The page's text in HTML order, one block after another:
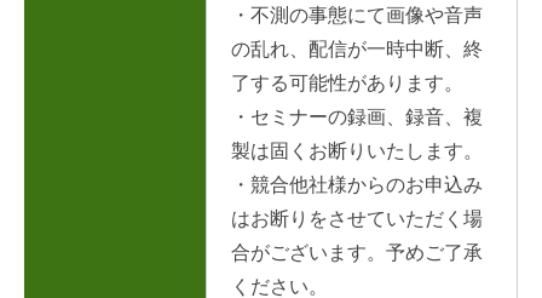
・不測の事態にて画像や音声
の乱れ、配信が一時中断、終
了する可能性があります。
・セミナーの録画、録音、複
製は固くお断りいたします。
・競合他社様からのお申込み
はお断りをさせていただく場
合がございます。予めご了承
ください。